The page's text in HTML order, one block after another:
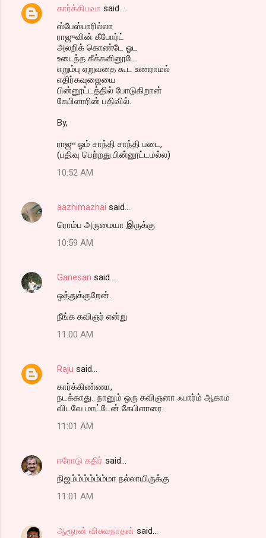
கார்க்கிபவா said…
ஸ்பேஸ்பாரில்லா
ராஜுவின் கீபோர்ட்
அலறிக் கொண்டே ஓட
உடைந்த கீக்களினூடே
எறும்பு ஏறுவதை கூட உணராமல்
எதிர்கவுஜையை
பின்னூட்டத்தில் போடுகிறான்
கேபிளாரின் பதிவில்.
By,
ராஜு ஓம் சாந்தி சாந்தி படை,
(பதிவு பெற்றது.பின்னூட்டமல்ல)
10:52 AM
aazhimazhai said…
ரொம்ப அருமையா இருக்கு
10:59 AM
Ganesan said…
ஒத்துக்குறேன்.
நீங்க கவிஞர் என்று
11:00 AM
Raju said…
கார்க்கிண்ணா,
நடக்காது.. நானும் ஒரு கவிஞனா ஃபார்ம் ஆகாம
விடவே மாட்டேன் கேபிளாரை.
11:01 AM
ஈரோடு கதிர் said…
நிஜம்ம்ம்ம்ம்ம்மா நல்லாயிருக்கு
11:01 AM
ஆரூரன் விசுவநாதன் said…